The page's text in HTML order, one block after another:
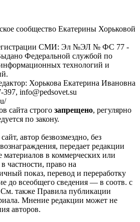
сообщество Екатерины Хорьковой
СМИ: Эл №ЭЛ № ФС 77 -
Федеральной службой по
технологий и
Хорькова Екатерина Ивановна
info@pedsovet.su
сайта строго запрещено, регулярно
по закону.
автор безвозмездно, без
передает редакции
материалов в коммерческих или
частности, право на
показ, перевод и переработку
до всеобщего сведения — в соотв. с
также Правила публикации
Мнение редакции может не
авторов.